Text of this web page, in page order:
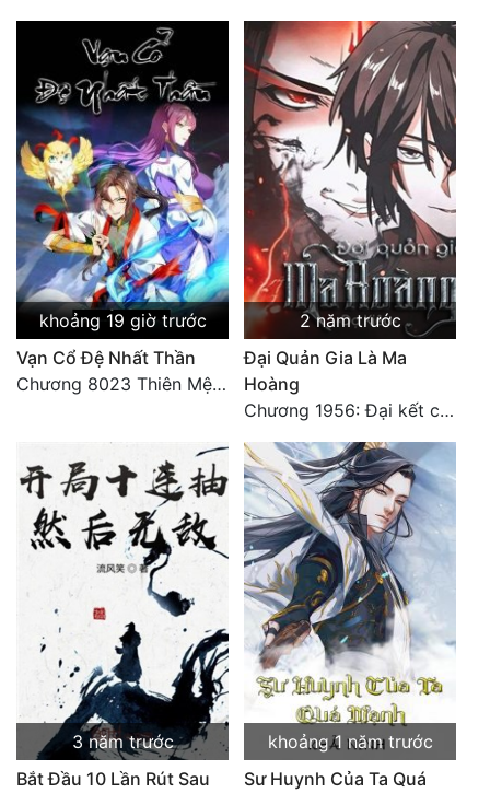
khoảng 19 giờ trước
Vạn Cổ Đệ Nhất Thần
Chương 8023 Thiên Mệnh cương đồ
2 năm trước
Đại Quản Gia Là Ma
Hoàng
Chương 1956: Đại kết cục
3 năm trước
Bắt Đầu 10 Lần Rút Sau
khoảng 1 năm trước
Sư Huynh Của Ta Quá